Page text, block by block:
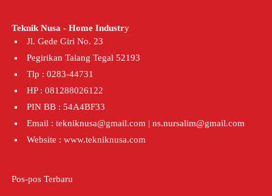
Teknik Nusa - Home Industry
Jl. Gede Giri No. 23
Pegirikan Talang Tegal 52193
Tlp : 0283-44731
HP : 081288026122
PIN BB : 54A4BF33
Email : tekniknusa@gmail.com | ns.nursalim@gmail.com
Website : www.tekniknusa.com
Pos-pos Terbaru